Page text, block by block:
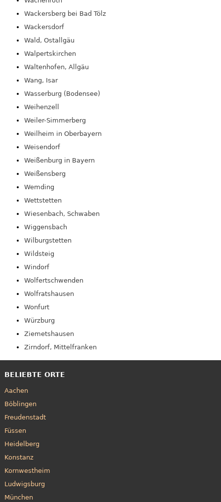
Wackersberg bei Bad Tölz
Wackersdorf
Wald, Ostallgäu
Walpertskirchen
Waltenhofen, Allgäu
Wang, Isar
Wasserburg (Bodensee)
Weihenzell
Weiler-Simmerberg
Weilheim in Oberbayern
Weisendorf
Weißenburg in Bayern
Weißensberg
Wemding
Wettstetten
Wiesenbach, Schwaben
Wiggensbach
Wilburgstetten
Wildsteig
Windorf
Wolfertschwenden
Wolfratshausen
Wonfurt
Würzburg
Ziemetshausen
Zirndorf, Mittelfranken
BELIEBTE ORTE
Aachen
Böblingen
Freudenstadt
Füssen
Heidelberg
Konstanz
Kornwestheim
Ludwigsburg
München